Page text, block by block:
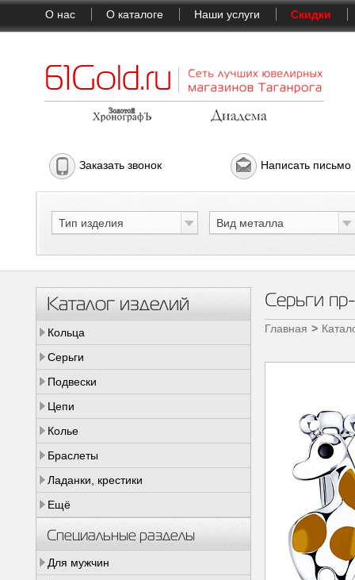
О нас О каталоге Наши услуги Скидки
Заказать звонок Написать письмо
Тип изделия Вид металла
Каталог изделий
Кольца
Серьги
Подвески
Цепи
Колье
Браслеты
Ладанки, крестики
Ещё
Специальные разделы
Для мужчин
Серьги
Главная